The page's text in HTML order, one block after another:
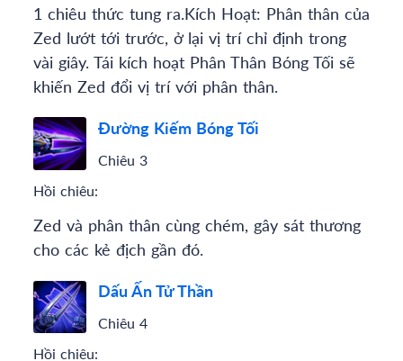
1 chiêu thức tung ra.Kích Hoạt: Phân thân của
Zed lướt tới trước, ở lại vị trí chỉ định trong
vài giây. Tái kích hoạt Phân Thân Bóng Tối sẽ
khiến Zed đổi vị trí với phân thân.
Đường Kiếm Bóng Tối
Chiêu 3
Hồi chiêu:
Zed và phân thân cùng chém, gây sát thương
cho các kẻ địch gần đó.
Dấu Ấn Tử Thần
Chiêu 4
Hồi chiêu: